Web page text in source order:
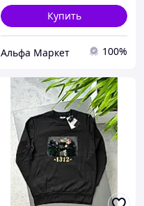
Купить
Альфа Маркет 100%